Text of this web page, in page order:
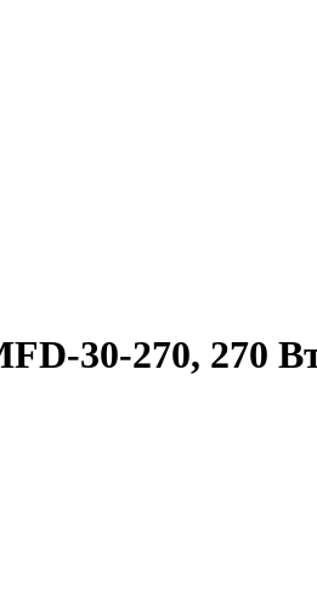
30-270, 270